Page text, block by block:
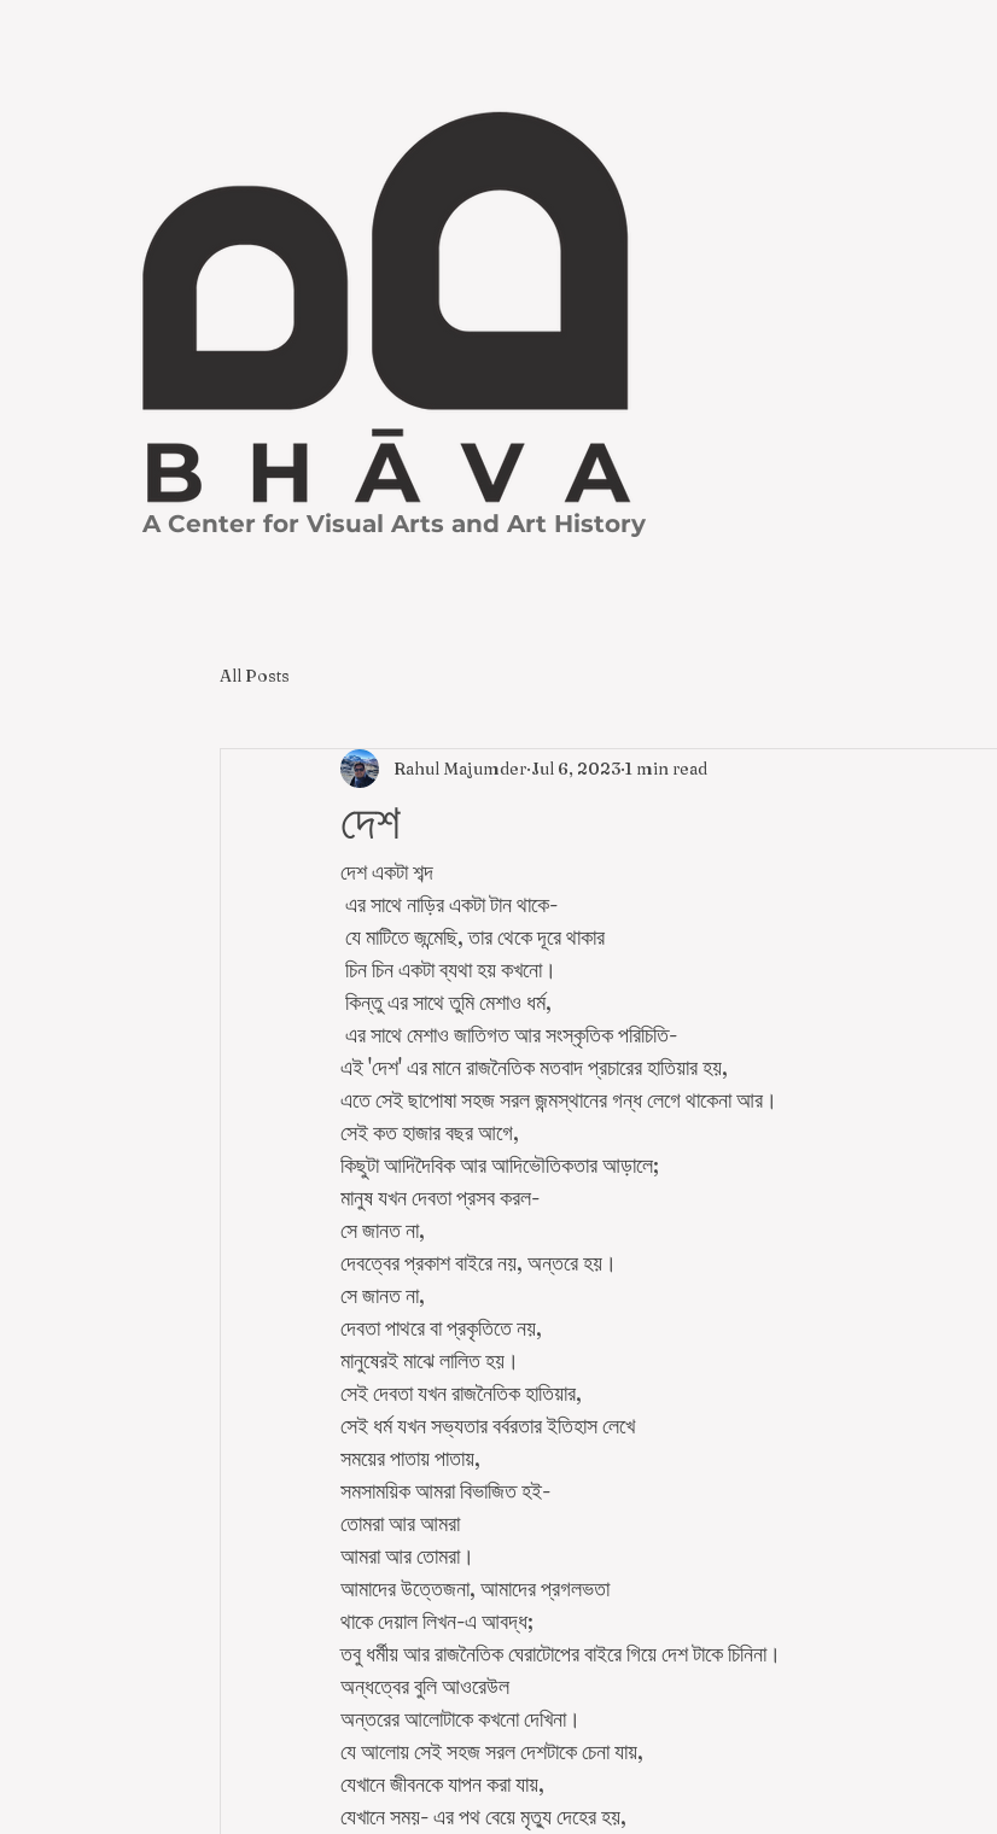
A Center for Visual Arts and Art History
All Posts
দেশ
Rahul Majumder Jul 6, 2023 1 min read
দেশ একটা শব্দ
এর সাথে নাড়ির একটা টান থাকে-
যে মাটিতে জন্মেছি, তার থেকে দূরে থাকার
চিন চিন একটা ব্যথা হয় কখনো।
কিন্তু এর সাথে তুমি মেশাও ধর্ম,
এর সাথে মেশাও জাতিগত আর সংস্কৃতিক পরিচিতি-
এই 'দেশ' এর মানে রাজনৈতিক মতবাদ প্রচারের হাতিয়ার হয়,
এতে সেই ছাপোষা সহজ সরল জন্মস্থানের গন্ধ লেগে থাকেনা আর।
সেই কত হাজার বছর আগে,
কিছুটা আদিদৈবিক আর আদিভৌতিকতার আড়ালে;
মানুষ যখন দেবতা প্রসব করল-
সে জানত না,
দেবত্বের প্রকাশ বাইরে নয়, অন্তরে হয়।
সে জানত না,
দেবতা পাথরে বা প্রকৃতিতে নয়,
মানুষেরই মাঝে লালিত হয়।
সেই দেবতা যখন রাজনৈতিক হাতিয়ার,
সেই ধর্ম যখন সভ্যতার বর্বরতার ইতিহাস লেখে
সময়ের পাতায় পাতায়,
সমসাময়িক আমরা বিভাজিত হই-
তোমরা আর আমরা
আমরা আর তোমরা।
আমাদের উত্তেজনা, আমাদের প্রগলভতা
থাকে দেয়াল লিখন-এ আবদ্ধ;
তবু ধর্মীয় আর রাজনৈতিক ঘেরাটোপের বাইরে গিয়ে দেশ টাকে চিনিনা।
অন্ধত্বের বুলি আওরেউল
অন্তরের আলোটাকে কখনো দেখিনা।
যে আলোয় সেই সহজ সরল দেশটাকে চেনা যায়,
যেখানে জীবনকে যাপন করা যায়,
যেখানে সময়- এর পথ বেয়ে মৃত্যু দেহের হয়,